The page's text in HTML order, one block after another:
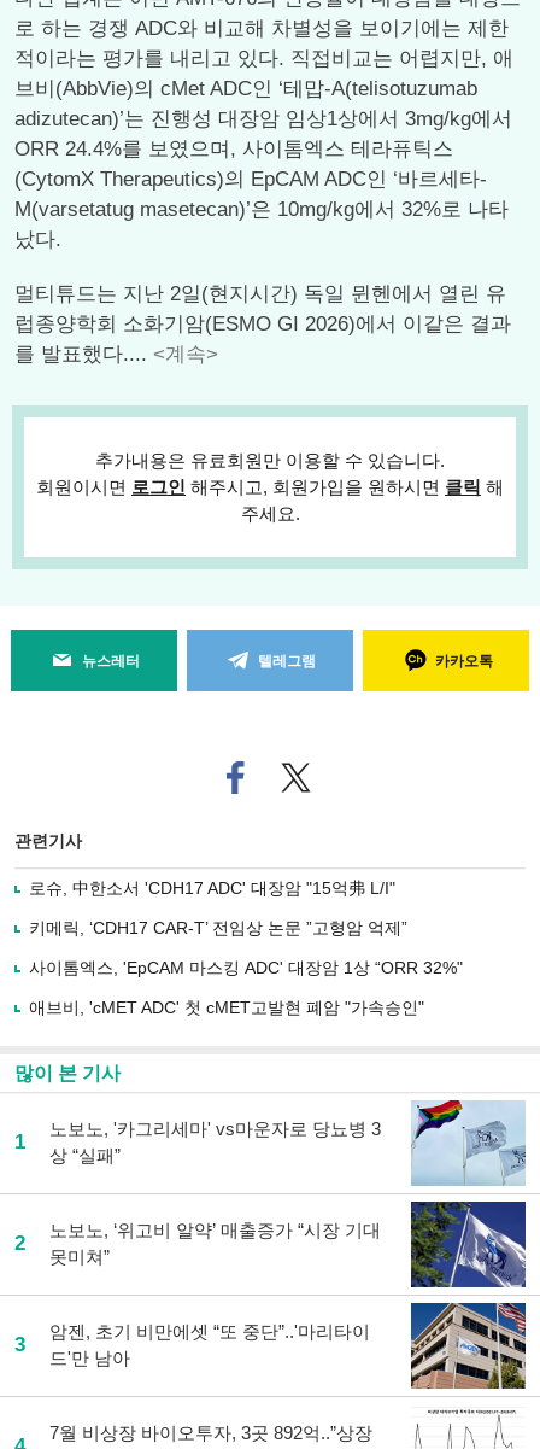
로 하는 경쟁 ADC와 비교해 차별성을 보이기에는 제한
적이라는 평가를 내리고 있다. 직접비교는 어렵지만, 애
브비(AbbVie)의 cMet ADC인 ‘테맙-A(telisotuzumab
adizutecan)’는 진행성 대장암 임상1상에서 3mg/kg에서
ORR 24.4%를 보였으며, 사이톰엑스 테라퓨틱스
(CytomX Therapeutics)의 EpCAM ADC인 ‘바르세타-
M(varsetatug masetecan)’은 10mg/kg에서 32%로 나타
났다.
멀티튜드는 지난 2일(현지시간) 독일 뮌헨에서 열린 유
럽종양학회 소화기암(ESMO GI 2026)에서 이같은 결과
를 발표했다.... <계속>
추가내용은 유료회원만 이용할 수 있습니다.
회원이시면 로그인 해주시고, 회원가입을 원하시면 클릭 해
주세요.
뉴스레터 텔레그램 카카오톡
페
이
로
사
유
기
트위
터로
관련기사
로슈, 中한소서 'CDH17 ADC' 대장암 "15억弗 L/I"
키메릭, ‘CDH17 CAR-T’ 전임상 논문 ”고형암 억제”
사이톰엑스, 'EpCAM 마스킹 ADC' 대장암 1상 “ORR 32%"
애브비, 'cMET ADC' 첫 cMET고발현 폐암 "가속승인"
많이 본 기사
1
노보노, '카그리세마' vs마운자로 당뇨병 3
상 “실패”
2
노보노, ‘위고비 알약’ 매출증가 “시장 기대
못미쳐”
3
암젠, 초기 비만에셋 “또 중단”..'마리타이
드'만 남아
7월 비상장 바이오투자, 3곳 892억..”상장